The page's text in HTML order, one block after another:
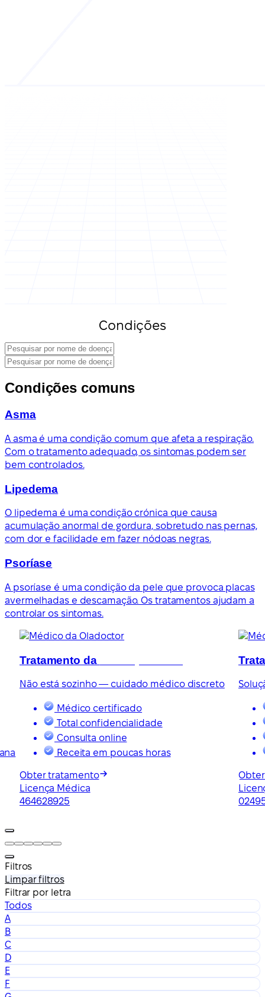
Condições
Condições comuns
Asma
A asma é uma condição comum que afeta a respiração.
Com o tratamento adequado, os sintomas podem ser
bem controlados.
Lipedema
O lipedema é uma condição crónica que causa
acumulação anormal de gordura, sobretudo nas pernas,
com dor e facilidade em fazer nódoas negras.
Psoríase
A psoríase é uma condição da pele que provoca placas
avermelhadas e descamação. Os tratamentos ajudam a
controlar os sintomas.
Tratamento da
Não está sozinho — cuidado médico discreto
Médico certificado
Total confidencialidade
Consulta online
Receita em poucas horas
Obter tratamento
Licença Médica
464628925
Filtros
Limpar filtros
Filtrar por letra
Todos
A
B
C
D
E
F